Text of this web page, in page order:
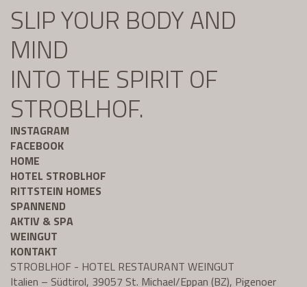
SLIP YOUR BODY AND
MIND
INTO THE SPIRIT OF
STROBLHOF.
INSTAGRAM
FACEBOOK
HOME
HOTEL STROBLHOF
RITTSTEIN HOMES
SPANNEND
AKTIV & SPA
WEINGUT
KONTAKT
STROBLHOF - HOTEL RESTAURANT WEINGUT
Italien – Südtirol, 39057 St. Michael/Eppan (BZ), Pigenoer